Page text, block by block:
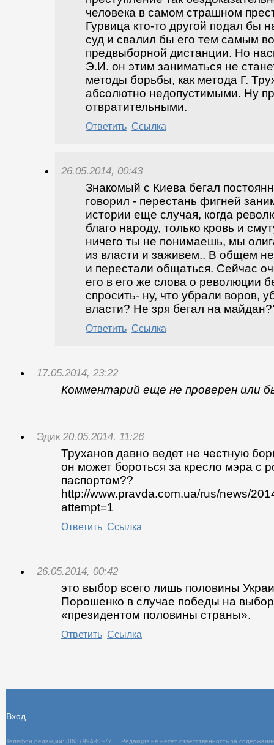
человека в самом страшном
Гурвица кто-то другой подал бы
суд и свалил бы его тем самым
предвыборной дистанции. Но
Э.И. он этим заниматься не
методы борьбы, как метода Г.
абсолютно недопустимыми. Ну
отвратительными.
Ответить Ссылка
26.05.2014, 00:43
Знакомый с Киева бегал
говорил - перестань фигней
истории еще случая, когда
благо народу, только кровь и
ничего ты не понимаешь, мы
из власти и заживем.. В общем
и перестали общаться. Сейчас
его в его же слова о революции
спросить- ну, что убрали воров,
власти? Не зря бегал на
Ответить Ссылка
17.05.2014, 23:22
Комментарий еще не проверен или
Эдик 20.05.2014, 11:26
Труханов давно ведет не честную
он может бороться за кресло мэра с
паспортом??
http://www.pravda.com.ua/rus/news/
attempt=1
Ответить Ссылка
26.05.2014, 00:42
это выбор всего лишь половины
Порошенко в случае победы на
«президентом половины страны».
Ответить Ссылка
Вход
Телефон редакции: (063) 994-63-77
Редакция не несет ответственность за